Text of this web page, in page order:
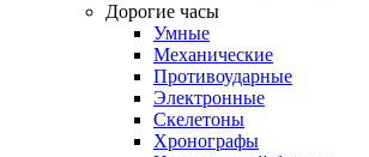
Дорогие часы
Умные
Механические
Противоударные
Электронные
Скелетоны
Хронографы